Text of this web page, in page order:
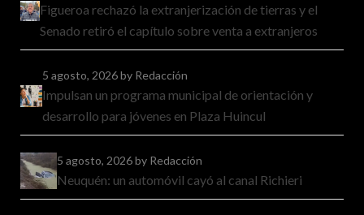
Figueroa rechazó la extranjerización de tierras y el
Senado retiró el capítulo sobre venta a extranjeros
5 agosto, 2026by Redacción
Impulsan un programa municipal de orientación y
desarrollo para jóvenes en Plaza Huincul
5 agosto, 2026by Redacción
Neuquén: un automóvil cayó al canal Richieri